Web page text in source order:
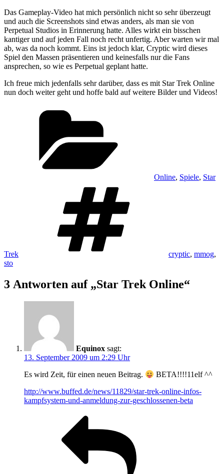
Das Gameplay-Video hat mich persönlich nicht so sehr überzeugt
und auch die Screenshots sind etwas anders, als man sie von
Perpetual Studios in Erinnerung hatte. Alles wirkt ein bisschen
kantiger und auf jeden Fall noch recht unfertig. Aber warten wir mal
ab, was da noch kommt. Eins ist jedoch klar, Cryptic wird dieses
Spiel den Massen präsentieren und keinesfalls nur die Fans
ansprechen, so wie es Perpetual geplant hatte.
Ich freue mich jedenfalls sehr darüber, dass es mit Star Trek Online
nun doch weiter geht und hoffe bald auf weitere Bilder und Videos!
Online, Spiele, Star
Trek cryptic, mmog,
sto
3 Antworten auf „Star Trek Online“
Equinox sagt:
13. September 2009 um 2:29 Uhr
Es wird Zeit, für einen neuen Beitrag.
BETA!!!!11elf ^^
http://www.buffed.de/news/11829/star-trek-online-infos-
kampfsystem-und-anmeldung-zur-geschlossenen-beta